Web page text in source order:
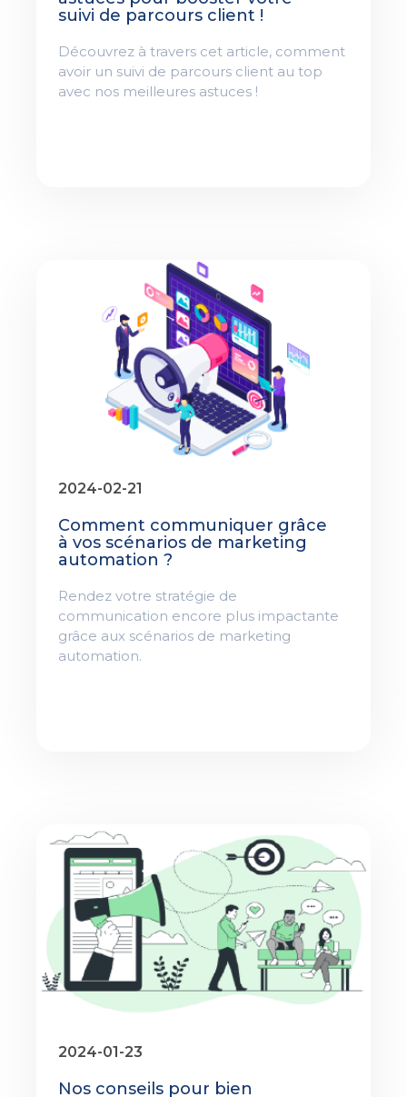
suivi de parcours client !
Découvrez à travers cet article, comment
avoir un suivi de parcours client au top
avec nos meilleures astuces !
2024-02-21
Comment communiquer grâce
à vos scénarios de marketing
automation ?
Rendez votre stratégie de
communication encore plus impactante
grâce aux scénarios de marketing
automation.
2024-01-23
Nos conseils pour bien